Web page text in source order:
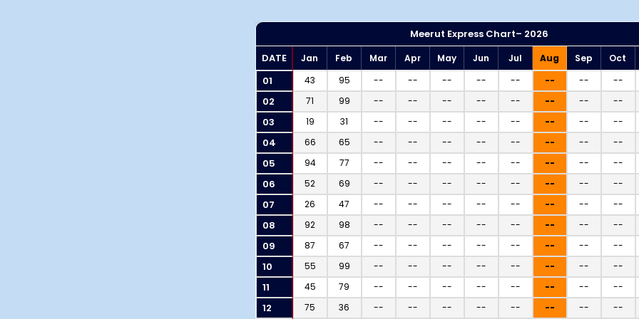
Meerut Express Chart– 2026
DATE
Jan Feb Mar Apr May Jun Jul Aug Sep Oct
01 43 95 -- -- -- -- -- -- -- --
02 71 99 -- -- -- -- -- -- -- --
03 19 31 -- -- -- -- -- -- -- --
04 66 65 -- -- -- -- -- -- -- --
05 94 77 -- -- -- -- -- -- -- --
06 52 69 -- -- -- -- -- -- -- --
07 26 47 -- -- -- -- -- -- -- --
08 92 98 -- -- -- -- -- -- -- --
09 87 67 -- -- -- -- -- -- -- --
10 55 99 -- -- -- -- -- -- -- --
11 45 79 -- -- -- -- -- -- -- --
12 75 36 -- -- -- -- -- -- -- --